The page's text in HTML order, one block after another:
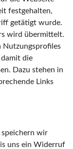
festgehalten,
getätigt wurde.
wird übermittelt.
Nutzungsprofiles
die
Dazu stehen in
Links
speichern wir
uns ein Widerruf